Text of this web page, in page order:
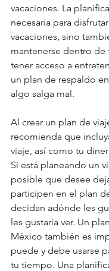
vacaciones. La
necesaria para
vacaciones, sino
mantenerse dentro de
tener acceso a
un plan de respaldo
algo salga mal.
Al crear un plan de
recomienda que
viaje, así como tu
Si está planeando un
posible que desee
participen en el plan
decidan adónde les
les gustaría ver. Un
México también es
puede y debe usarse
tu tiempo. Una